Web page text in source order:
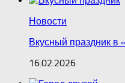
Новости
Вкусный праздник в
16.02.2026